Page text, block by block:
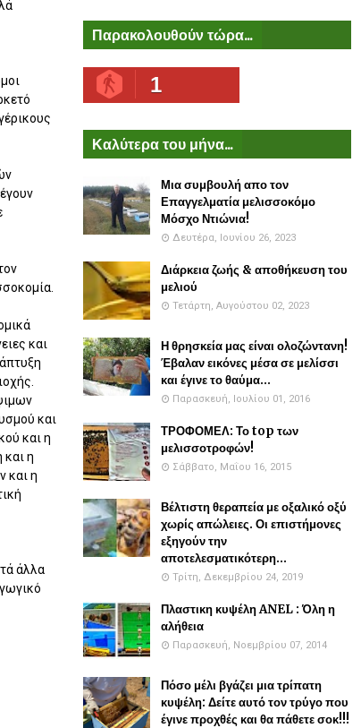
και
και
και η
η
και η
άλλα
Παρακολουθούν τώρα...
1
Καλύτερα του μήνα...
Μια συμβουλή απο τον
Επαγγελματία μελισσοκόμο
Μόσχο Ντιώνια!
Δευτέρα, Ιουνίου 26, 2023
Διάρκεια ζωής & αποθήκευση του
μελιού
Τετάρτη, Αυγούστου 02, 2023
Η θρησκεία μας είναι ολοζώντανη!
Έβαλαν εικόνες μέσα σε μελίσσι
και έγινε το θαύμα...
Παρασκευή, Ιουλίου 01, 2016
ΤΡΟΦΟΜΕΛ: Το top των
μελισσοτροφών!
Σάββατο, Μαΐου 16, 2015
Βέλτιστη θεραπεία με οξαλικό οξύ
χωρίς απώλειες. Οι επιστήμονες
εξηγούν την
αποτελεσματικότερη...
Τρίτη, Δεκεμβρίου 24, 2019
Πλαστικη κυψέλη ANEL : Όλη η
αλήθεια
Παρασκευή, Νοεμβρίου 07, 2014
Πόσο μέλι βγάζει μια τρίπατη
κυψέλη: Δείτε αυτό τον τρύγο που
έγινε προχθές και θα πάθετε σοκ!!!